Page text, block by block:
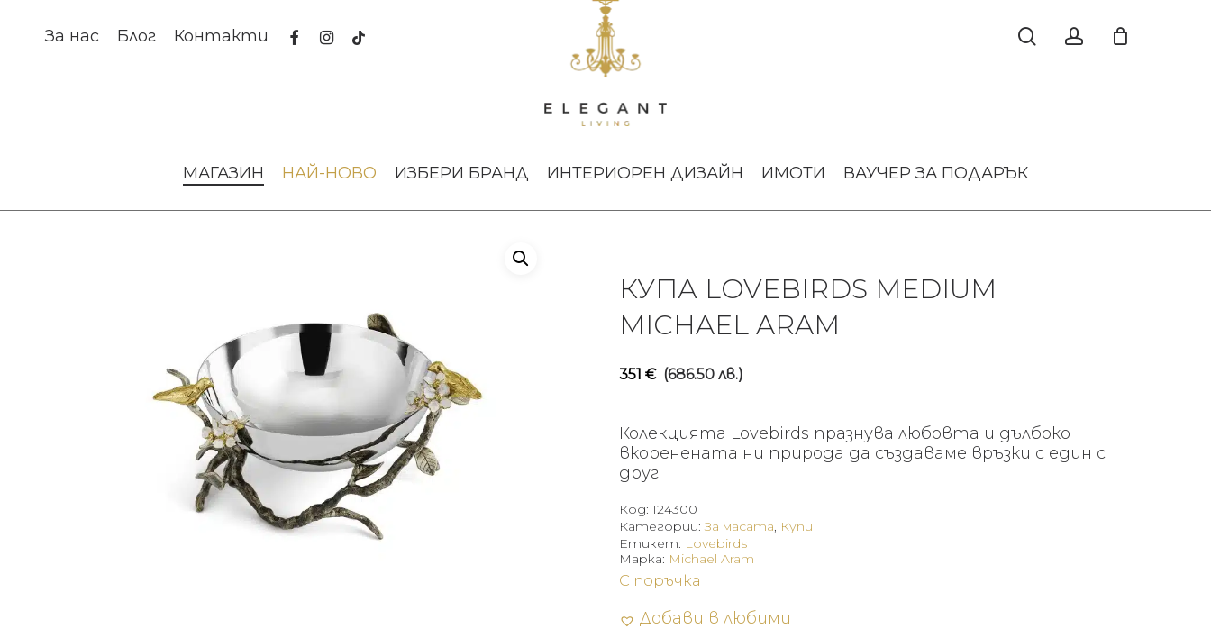
За нас Блог Контакти facebookinstagram
tiktok
МАГАЗИН НАЙ-НОВО ИЗБЕРИ БРАНД ИНТЕРИОРЕН ДИЗАЙН ИМОТИ ВАУЧЕР ЗА ПОДАРЪК
КУПА LOVEBIRDS MEDIUM
MICHAEL ARAM
351 € (686.50 лв.)
Колекцията Lovebirds празнува любовта и дълбоко
вкоренената ни природа да създаваме връзки с един с
друг.
Код:124300
Категории:За масата, Купи
Етикет: Lovebirds
С поръчка
Добави в любими
Марка: Michael Aram